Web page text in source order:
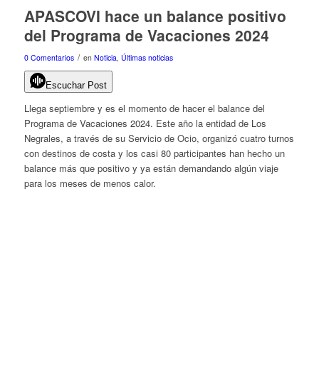
APASCOVI hace un balance positivo
del Programa de Vacaciones 2024
0 Comentarios / en Noticia, Últimas noticias
Escuchar Post
Llega septiembre y es el momento de hacer el balance del
Programa de Vacaciones 2024. Este año la entidad de Los
Negrales, a través de su Servicio de Ocio, organizó cuatro turnos
con destinos de costa y los casi 80 participantes han hecho un
balance más que positivo y ya están demandando algún viaje
para los meses de menos calor.